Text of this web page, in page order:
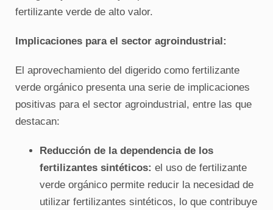
fertilizante verde de alto valor.
Implicaciones para el sector agroindustrial:
El aprovechamiento del digerido como fertilizante
verde orgánico presenta una serie de implicaciones
positivas para el sector agroindustrial, entre las que
destacan:
Reducción de la dependencia de los
fertilizantes sintéticos: el uso de fertilizante
verde orgánico permite reducir la necesidad de
utilizar fertilizantes sintéticos, lo que contribuye